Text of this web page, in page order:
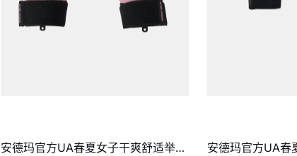
安德玛官方UA春夏女子干爽舒适举重
安德玛官方UA春